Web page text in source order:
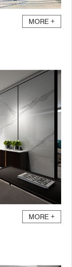
MORE +
MORE +